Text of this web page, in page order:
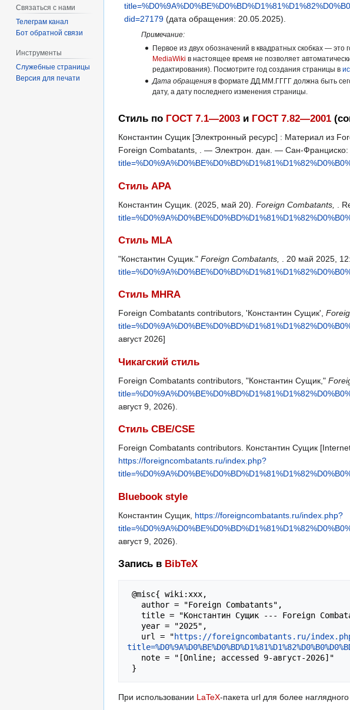
did=27179 (дата обращения: 20.05.2025).
Примечание:
Первое из двух обозначений в квадратных скобках — это
MediaWiki в настоящее время не позволяет
редактирования). Посмотрите год создания страницы в
Дата обращенияв формате ДД.ММ.ГГГГ должна быть
дату, а дату последнего изменения страницы.
Стиль по ГОСТ 7.1—2003 и ГОСТ 7.82—2001
Константин Сущик [Электронный ресурс] : Материал из
Foreign Combatants, . — Электрон. дан. — Сан-
Стиль APA
Константин Сущик. (2025, май 20). Foreign Combatants, .
Стиль MLA
"Константин Сущик." Foreign Combatants, . 20 май 2025,
Стиль MHRA
Foreign Combatants contributors, 'Константин Сущик',
август 2026]
Чикагский стиль
Foreign Combatants contributors, "Константин Сущик,"
август 9, 2026).
Стиль CBE/CSE
Foreign Combatants contributors. Константин Сущик
https://foreigncombatants.ru/index.php?
Bluebook style
Константин Сущик, https://foreigncombatants.ru/index.php?
август 9, 2026).
Запись в BibTeX
   url = "
https://foreigncombatants.ru/
При использовании LaTeX-пакета url для более
Связаться с нами
Телеграм канал
Бот обратной связи
Инструменты
Служебные страницы
Версия для печати